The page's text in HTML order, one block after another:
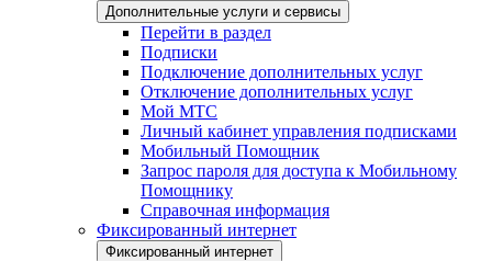
Дополнительные услуги и сервисы
Перейти в раздел
Подписки
Подключение дополнительных услуг
Отключение дополнительных услуг
Мой МТС
Личный кабинет управления подписками
Мобильный Помощник
Запрос пароля для доступа к Мобильному
Помощнику
Справочная информация
Фиксированный интернет
Фиксированный интернет